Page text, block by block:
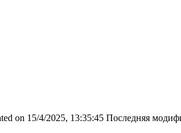
on 15/4/2025, 13:35:45 Последняя